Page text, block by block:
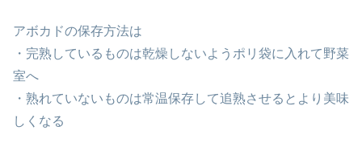
アボカドの保存方法は
・完熟しているものは乾燥しないようポリ袋に入れて野菜
室へ
・熟れていないものは常温保存して追熟させるとより美味
しくなる